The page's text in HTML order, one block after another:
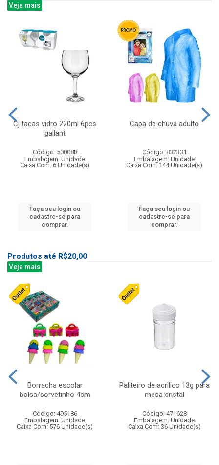
Veja mais
Cj tacas vidro 220ml 6pcs
gallant
Código: 500088
Embalagem: Unidade
Caixa Com: 6 Unidade(s)
Faça seu login ou
cadastre-se para
comprar.
Capa de chuva adulto
Código: 832331
Embalagem: Unidade
Caixa Com: 144 Unidade(s)
Faça seu login ou
cadastre-se para
comprar.
Produtos até R$20,00
Veja mais
Borracha escolar
bolsa/sorvetinho 4cm
Código: 495186
Embalagem: Unidade
Caixa Com: 576 Unidade(s)
Paliteiro de acrilico 13g para
mesa cristal
Código: 471628
Embalagem: Unidade
Caixa Com: 36 Unidade(s)